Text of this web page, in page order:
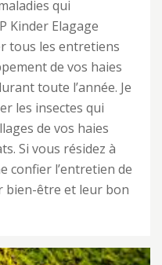
qui
Kinder Elagage
tous les entretiens
de vos haies
toute l’année. Je
les insectes qui
de vos haies
Si vous résidez à
confier l’entretien de
bien-être et leur bon